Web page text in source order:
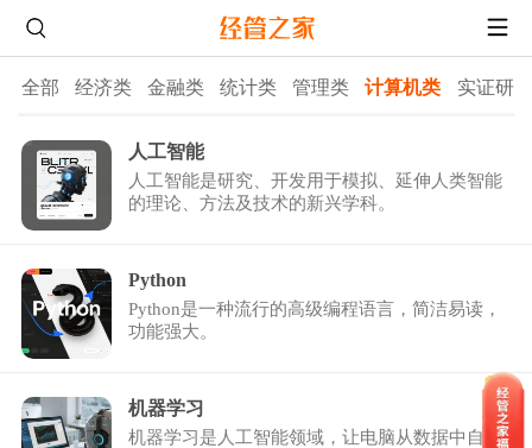
全部 经济类 金融类 统计类 管理类 计算机类 实证研究
人工智能
人工智能是研究、开发用于模拟、延伸人类智能
的理论、方法及技术的新兴学科。
Python
Python是一种流行的高级编程语言，简洁易读，
功能强大。
机器学习
机器学习是人工智能领域，让电脑从数据中自动